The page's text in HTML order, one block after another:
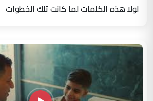
لولا هذه الكلمات لما كانت تلك الخطوات